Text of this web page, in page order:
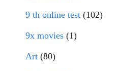
9 th online test (102)
9x movies (1)
Art (80)